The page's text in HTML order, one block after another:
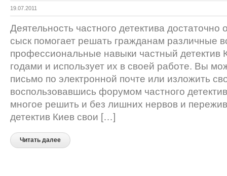
19.07.2011
Деятельность частного детектива
сыск помогает решать гражданам различные
профессиональные навыки частный детектив
годами и использует их в своей работе. Вы
письмо по электронной почте или изложить
воспользовавшись форумом частного
многое решить и без лишних нервов и
детектив Киев свои […]
Читать далее